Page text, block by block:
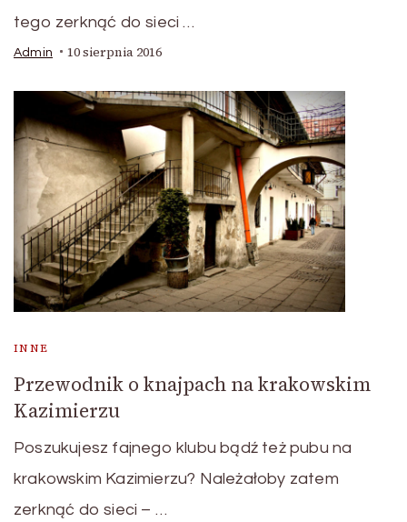
tego zerknąć do sieci …
Admin 10 sierpnia 2016
INNE
Przewodnik o knajpach na krakowskim
Kazimierzu
Poszukujesz fajnego klubu bądź też pubu na
krakowskim Kazimierzu? Należałoby zatem
zerknąć do sieci – …